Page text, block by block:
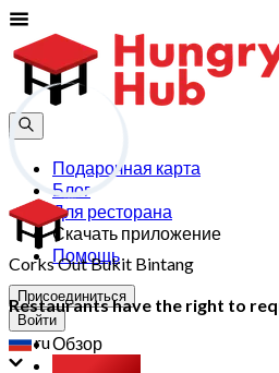
Подарочная карта
Блог
Для ресторана
Скачать приложение
Помощь
Присоединиться
Войти
ru
Corks Out Bukit Bintang
Restaurants have the right to
Обзор